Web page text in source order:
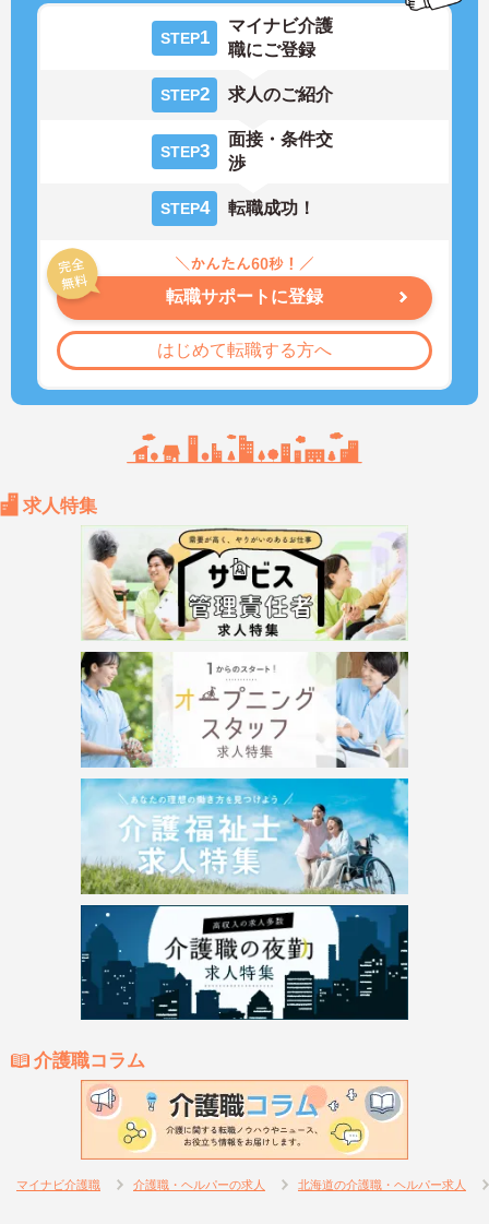
STEP1
マイナビ介護
職にご登録
STEP2 求人のご紹介
STEP3
面接・条件交
渉
STEP4 転職成功！
転職サポートに登録
はじめて転職する方へ
求人特集
介護職コラム
マイナビ介護職 介護職・ヘルパーの求人 北海道の介護職・ヘルパー求人